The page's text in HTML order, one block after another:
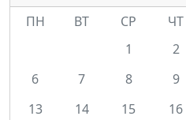
ПН
ВТ СР ЧТ
1
2
6
7 8 9
13
14 15 16